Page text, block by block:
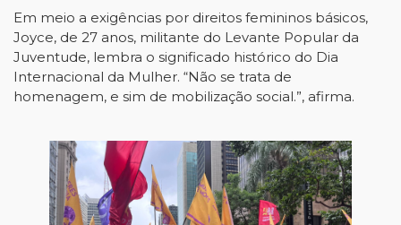
Em meio a exigências por direitos femininos básicos,
Joyce, de 27 anos, militante do Levante Popular da
Juventude, lembra o significado histórico do Dia
Internacional da Mulher. “Não se trata de
homenagem, e sim de mobilização social.”, afirma.